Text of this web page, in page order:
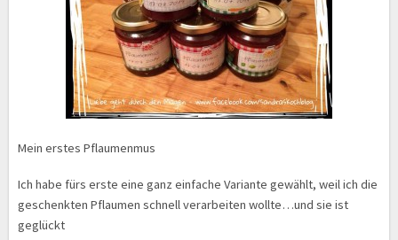
Mein erstes Pflaumenmus
Ich habe fürs erste eine ganz einfache Variante gewählt, weil ich die
geschenkten Pflaumen schnell verarbeiten wollte…und sie ist
geglückt